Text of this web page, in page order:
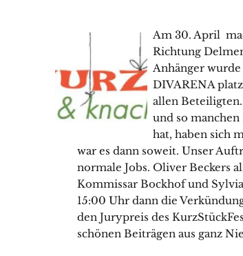
Am 30. April
Richtung
Anhänger
DIVARENA
allen
und so
hat, haben sich
war es dann soweit. Unser
normale Jobs. Oliver Beckers
Kommissar Bockhof und
15:00 Uhr dann die
den Jurypreis des
schönen Beiträgen aus ganz